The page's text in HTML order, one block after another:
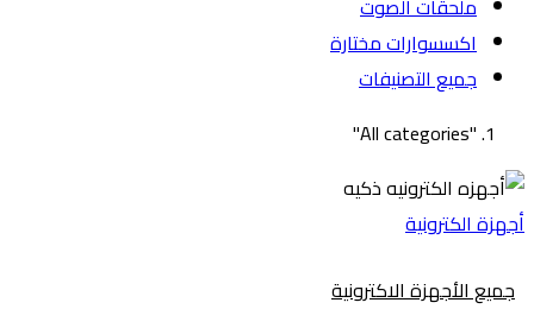
اكسسوارات مختارة
جميع التصنيفات
"All categories"
أجهزة الكترونية
جميع الأجهزة الاكترونية